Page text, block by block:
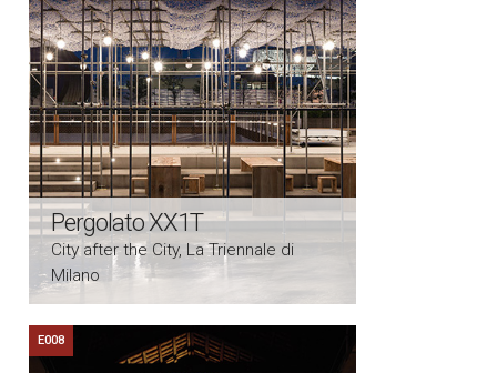
Pergolato XX1T
City after the City, La Triennale di
Milano
E008